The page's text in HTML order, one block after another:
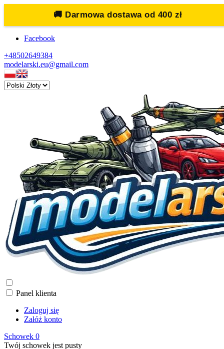
🚚 Darmowa dostawa od 400 zł
Facebook
+48502649384
modelarski.eu@gmail.com
Panel klienta
Zaloguj się
Załóż konto
Schowek 0
Twój schowek jest pusty